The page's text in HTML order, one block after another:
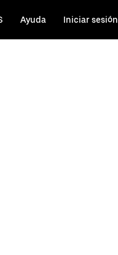
Ayuda Iniciar sesión